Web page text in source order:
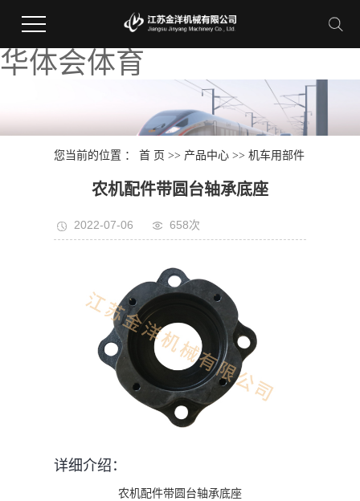
华体会体育
您当前的位置 ：首 页 >> 产品中心 >>机车用部件
农机配件带圆台轴承底座
2022-07-06 658次
详细介绍：
农机配件带圆台轴承底座